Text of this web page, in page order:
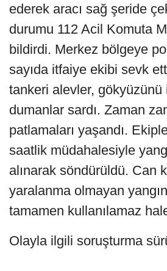
ederek aracı sağ şeride
durumu 112 Acil Komuta
bildirdi. Merkez bölgeye
sayıda itfaiye ekibi sevk
tankeri alevler, gökyüzünü
dumanlar sardı. Zaman
patlamaları yaşandı.
saatlik müdahalesiyle
alınarak söndürüldü. Can
yaralanma olmayan
tamamen kullanılamaz
Olayla ilgili soruşturma